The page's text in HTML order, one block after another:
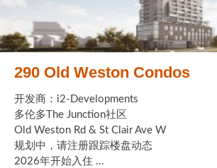
290 Old Weston Condos
开发商：i2-Developments
多伦多The Junction社区
Old Weston Rd & St Clair Ave W
规划中，请注册跟踪楼盘动态
2026年开始入住 ...